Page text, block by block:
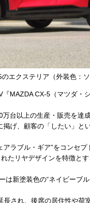
エクステリア（外装色：
MAZDA CX-5（マツダ・
台以上の生産・販売を
げ、顧客の「したい」と
ラブル・ギア”をコンセ
たリヤデザインを特徴とす
新塗装色の“ネイビーブル
され、後席の居住性や